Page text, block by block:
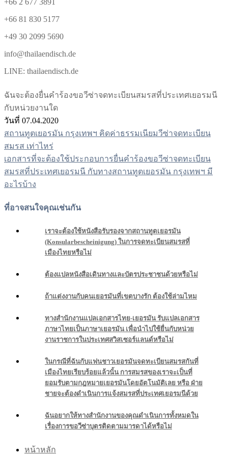
+66 2 677 3891
+66 81 830 5177
+49 30 2099 5690
info@thailaendisch.de
LINE: thailaendisch.de
ฉันจะต้องยื่นคำร้องขอวีซ่าจดทะเบียนสมรสที่ประเทศเยอรมนี
กับหน่วยงานใด
วันที่ 07.04.2020
แนะแนว
เรื่อง
สถานทูตเยอรมัน กรุงเทพฯ คิดค่าธรรมเนียมวีซ่าจดทะเบียน
สมรส เท่าไหร่
เอกสารที่จะต้องใช้ประกอบการยื่นคำร้องขอวีซ่าจดทะเบียน
สมรสที่ประเทศเยอรมนี กับทางสถานทูตเยอรมัน กรุงเทพฯ มี
อะไรบ้าง
ที่อาจสนใจคุณเช่นกัน
เราจะต้องใช้หนังสือรับรองจากสถานทูตเยอรมัน
(Konsularbescheinigung) ในการจดทะเบียนสมรสที่
เมืองไทยหรือไม่
ต้องแปลหนังสือเดินทางและบัตรประชาชนด้วยหรือไม่
ถ้าแต่งงานกับคนเยอรมันที่เขตบางรัก ต้องใช้ล่ามไหม
ทางสำนักงานแปลเอกสารไทย-เยอรมัน รับแปลเอกสาร
ภาษาไทยเป็นภาษาเยอรมัน เพื่อนำไปใช้ยื่นกับหน่วย
งานราชการในประเทศสวิสเซอร์แลนด์หรือไม่
ในกรณีที่ฉันกับแฟนชาวเยอรมันจดทะเบียนสมรสกันที่
เมืองไทยเรียบร้อยแล้วนั้น การสมรสของเราจะเป็นที่
ยอมรับตามกฎหมายเยอรมันโดยอัตโนมัติเลย หรือ ฝ่าย
ชายจะต้องดำเนินการแจ้งสมรสที่ประเทศเยอรมนีด้วย
ฉันอยากให้ทางสำนักงานของคุณดำเนินการทั้งหมดใน
เรื่องการขอวีซ่าบุตรติดตามมารดาได้หรือไม่
หน้าหลัก